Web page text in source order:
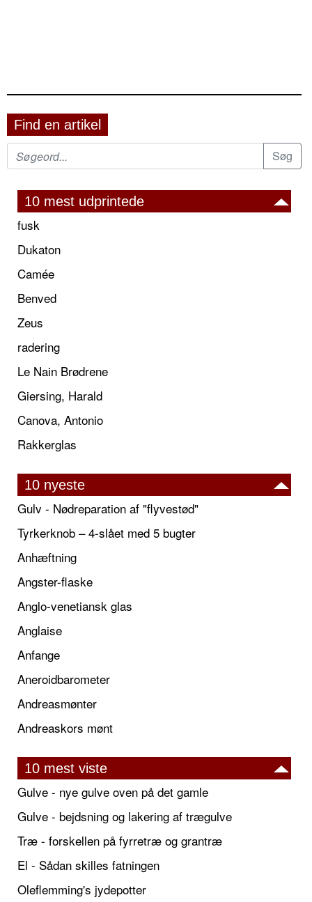
Find en artikel
10 mest udprintede
fusk
Dukaton
Camée
Benved
Zeus
radering
Le Nain Brødrene
Giersing, Harald
Canova, Antonio
Rakkerglas
10 nyeste
Gulv - Nødreparation af "flyvestød"
Tyrkerknob – 4-slået med 5 bugter
Anhæftning
Angster-flaske
Anglo-venetiansk glas
Anglaise
Anfange
Aneroidbarometer
Andreasmønter
Andreaskors mønt
10 mest viste
Gulve - nye gulve oven på det gamle
Gulve - bejdsning og lakering af trægulve
Træ - forskellen på fyrretræ og grantræ
El - Sådan skilles fatningen
Oleflemming's jydepotter